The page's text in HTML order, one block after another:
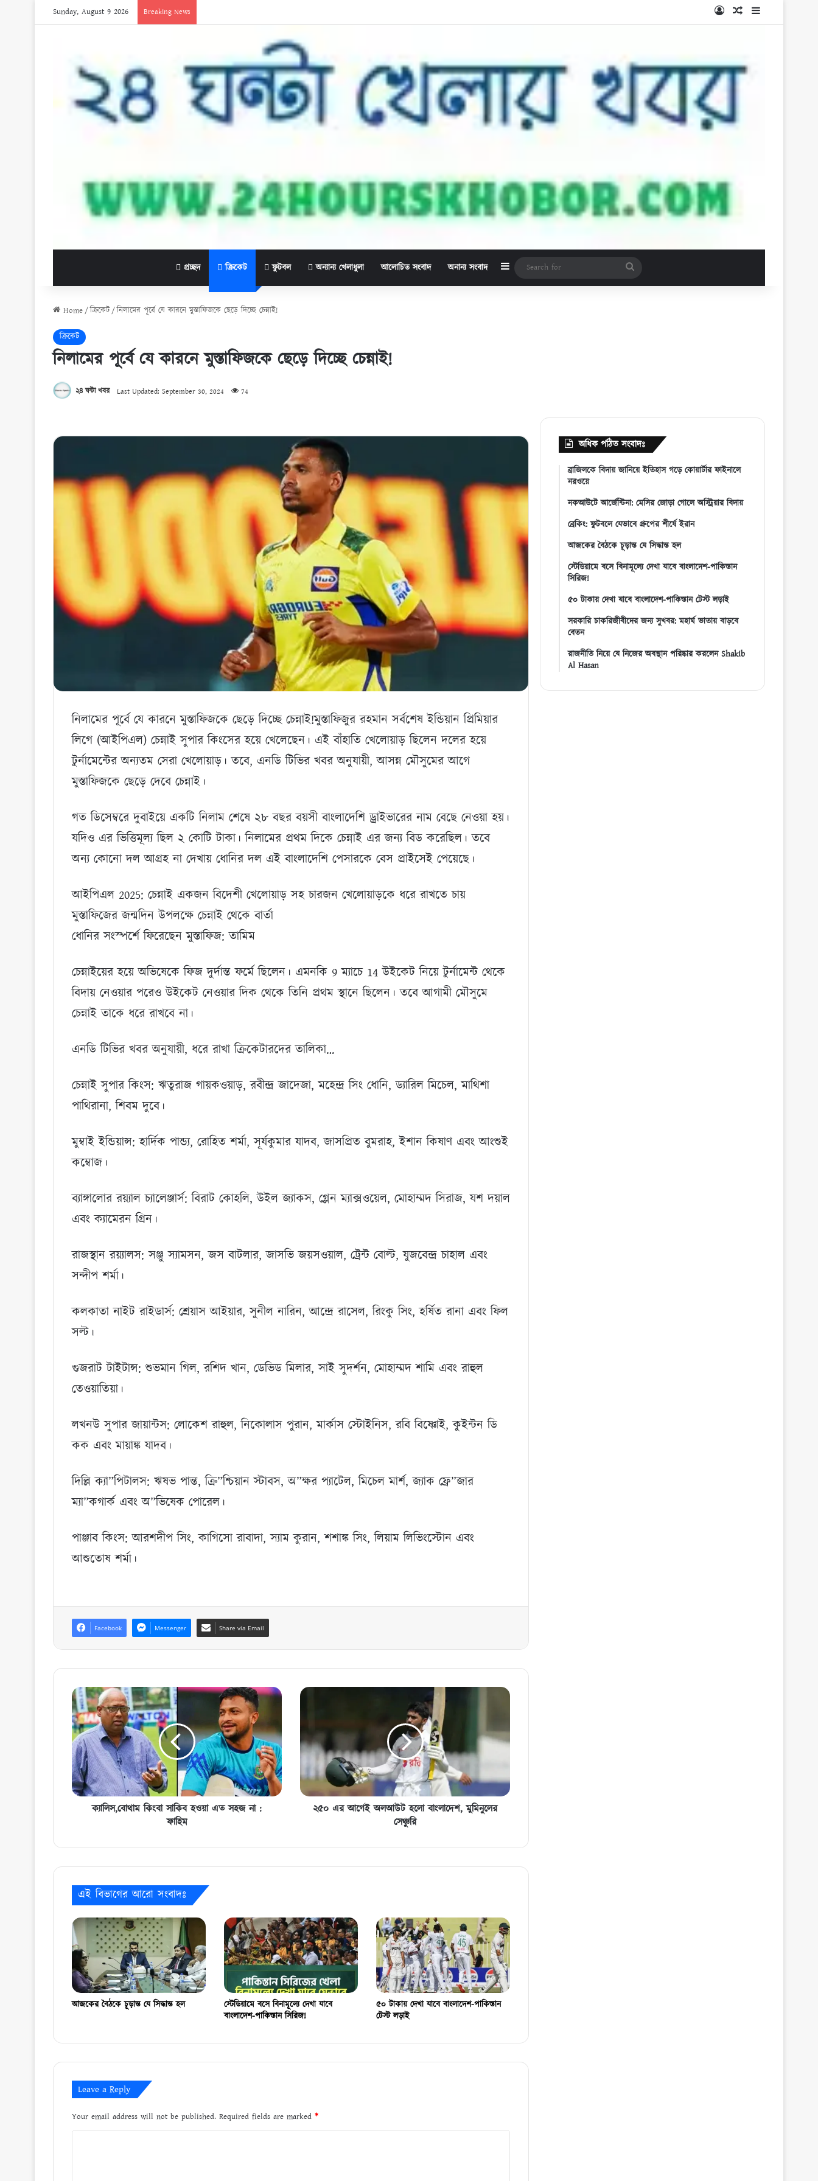
Sunday, August 9 2026 Breaking News Log InRandom Article
Sidebar
প্রচ্ছদ ক্রিকেট ফুটবল অন্যান্য খেলাধুলা আলোচিত সংবাদ অনান্য সংবাদ Sidebar
Search
for
Home/ক্রিকেট/নিলামের পূর্বে যে কারনে মুস্তাফিজকে ছেড়ে দিচ্ছে চেন্নাই!
ক্রিকেট
নিলামের পূর্বে যে কারনে মুস্তাফিজকে ছেড়ে দিচ্ছে চেন্নাই!
২৪ ঘন্টা খবর Last Updated: September 30, 2024 74
নিলামের পূর্বে যে কারনে মুস্তাফিজকে ছেড়ে দিচ্ছে চেন্নাই!মুস্তাফিজুর রহমান সর্বশেষ ইন্ডিয়ান প্রিমিয়ার
লিগে (আইপিএল) চেন্নাই সুপার কিংসের হয়ে খেলেছেন। এই বাঁহাতি খেলোয়াড় ছিলেন দলের হয়ে
টুর্নামেন্টের অন্যতম সেরা খেলোয়াড়। তবে, এনডি টিভির খবর অনুযায়ী, আসন্ন মৌসুমের আগে
মুস্তাফিজকে ছেড়ে দেবে চেন্নাই।
গত ডিসেম্বরে দুবাইয়ে একটি নিলাম শেষে ২৮ বছর বয়সী বাংলাদেশি ড্রাইভারের নাম বেছে নেওয়া হয়।
যদিও এর ভিত্তিমূল্য ছিল ২ কোটি টাকা। নিলামের প্রথম দিকে চেন্নাই এর জন্য বিড করেছিল। তবে
অন্য কোনো দল আগ্রহ না দেখায় ধোনির দল এই বাংলাদেশি পেসারকে বেস প্রাইসেই পেয়েছে।
আইপিএল 2025: চেন্নাই একজন বিদেশী খেলোয়াড় সহ চারজন খেলোয়াড়কে ধরে রাখতে চায়
মুস্তাফিজের জন্মদিন উপলক্ষে চেন্নাই থেকে বার্তা
ধোনির সংস্পর্শে ফিরেছেন মুস্তাফিজ: তামিম
চেন্নাইয়ের হয়ে অভিষেকে ফিজ দুর্দান্ত ফর্মে ছিলেন। এমনকি 9 ম্যাচে 14 উইকেট নিয়ে টুর্নামেন্ট থেকে
বিদায় নেওয়ার পরেও উইকেট নেওয়ার দিক থেকে তিনি প্রথম স্থানে ছিলেন। তবে আগামী মৌসুমে
চেন্নাই তাকে ধরে রাখবে না।
এনডি টিভির খবর অনুযায়ী, ধরে রাখা ক্রিকেটারদের তালিকা…
চেন্নাই সুপার কিংস: ঋতুরাজ গায়কওয়াড়, রবীন্দ্র জাদেজা, মহেন্দ্র সিং ধোনি, ড্যারিল মিচেল, মাথিশা
পাথিরানা, শিবম দুবে।
মুম্বাই ইন্ডিয়ান্স: হার্দিক পান্ড্য, রোহিত শর্মা, সূর্যকুমার যাদব, জাসপ্রিত বুমরাহ, ইশান কিষাণ এবং আংশুই
কম্বোজ।
ব্যাঙ্গালোর রয়্যাল চ্যালেঞ্জার্স: বিরাট কোহলি, উইল জ্যাকস, গ্লেন ম্যাক্সওয়েল, মোহাম্মদ সিরাজ, যশ দয়াল
এবং ক্যামেরন গ্রিন।
রাজস্থান রয়্যালস: সঞ্জু স্যামসন, জস বাটলার, জাসভি জয়সওয়াল, ট্রেন্ট বোল্ট, যুজবেন্দ্র চাহাল এবং
সন্দীপ শর্মা।
কলকাতা নাইট রাইডার্স: শ্রেয়াস আইয়ার, সুনীল নারিন, আন্দ্রে রাসেল, রিংকু সিং, হর্ষিত রানা এবং ফিল
সল্ট।
গুজরাট টাইটান্স: শুভমান গিল, রশিদ খান, ডেভিড মিলার, সাই সুদর্শন, মোহাম্মদ শামি এবং রাহুল
তেওয়াতিয়া।
লখনউ সুপার জায়ান্টস: লোকেশ রাহুল, নিকোলাস পুরান, মার্কাস স্টোইনিস, রবি বিষ্ণোই, কুইন্টন ডি
কক এবং মায়াঙ্ক যাদব।
দিল্লি ক্যা”পিটালস: ঋষভ পান্ত, ক্রি”শ্চিয়ান স্টাবস, অ”ক্ষর প্যাটেল, মিচেল মার্শ, জ্যাক ফ্রে”জার
ম্যা”কগার্ক এবং অ”ভিষেক পোরেল।
পাঞ্জাব কিংস: আরশদীপ সিং, কাগিসো রাবাদা, স্যাম কুরান, শশাঙ্ক সিং, লিয়াম লিভিংস্টোন এবং
আশুতোষ শর্মা।
Facebook Messenger Share via Email
ক্যালিস,বোথাম
কিংবা
সাকিব
হওয়া
এত
সহজ
না
:
ফাহিম
ক্যালিস,বোথাম কিংবা সাকিব হওয়া এত সহজ না :
ফাহিম
২৫০
অলআউট
হলো
বাংলাদেশ,
মুমিনুলের
সেঞ্চুরি
২৫০ এর আগেই অলআউট হলো বাংলাদেশ, মুমিনুলের
সেঞ্চুরি
এই বিভাগের আরো সংবাদঃ
আজকের বৈঠকে চূড়ান্ত যে সিদ্ধান্ত হল
স্টেডিয়ামে বসে বিনামূল্যে দেখা যাবে
বাংলাদেশ-পাকিস্তান সিরিজ!
৫০ টাকায় দেখা যাবে বাংলাদেশ-পাকিস্তান
টেস্ট লড়াই
Leave a Reply
Your email address will not be published. Required fields are marked *
অধিক পঠিত সংবাদঃ
ব্রাজিলকে বিদায় জানিয়ে ইতিহাস গড়ে কোয়ার্টার ফাইনালে
নরওয়ে
নকআউটে আর্জেন্টিনা: মেসির জোড়া গোলে অস্ট্রিয়ার বিদায়
ব্রেকিং: ফুটবলে যেভাবে গ্রুপের শীর্ষে ইরান
আজকের বৈঠকে চূড়ান্ত যে সিদ্ধান্ত হল
স্টেডিয়ামে বসে বিনামূল্যে দেখা যাবে বাংলাদেশ-পাকিস্তান
সিরিজ!
৫০ টাকায় দেখা যাবে বাংলাদেশ-পাকিস্তান টেস্ট লড়াই
সরকারি চাকরিজীবীদের জন্য সুখবর: মহার্ঘ ভাতায় বাড়বে
বেতন
রাজনীতি নিয়ে যে নিজের অবস্থান পরিষ্কার করলেন Shakib
Al Hasan